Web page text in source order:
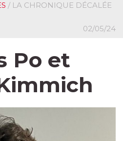
/ LA CHRONIQUE DÉCALÉE
02/05/24
Po et